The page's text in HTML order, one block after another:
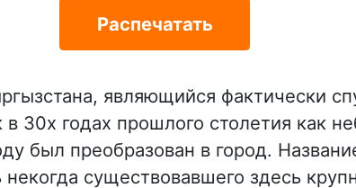
Распечатать
являющийся фактически
30х годах прошлого столетия как
был преобразован в город.
некогда существовавшего здесь